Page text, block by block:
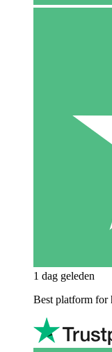
1 dag geleden
Best platform for